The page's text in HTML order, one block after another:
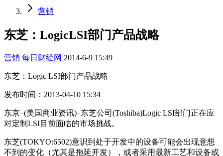
营销
东芝：LogicLSI部门产品战略
营销 每日财经网 2014-6-9 15:49
东芝：Logic LSI部门产品战略
发布时间：2013-04-10 15:34
东京–(美国商业资讯)–东芝公司(Toshiba)Logic LSI部门正在应
对定制LSI目前面临的市场挑战。
东芝(TOKYO:6502)意识到处于开发中的设备可能会出现意想
不到的变化（尤其是拖延开发），或者采用最新工艺和设备或